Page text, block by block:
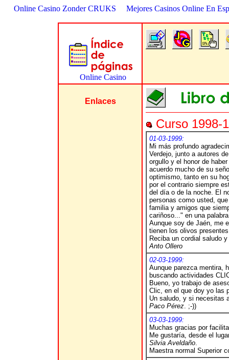
Online Casino Zonder CRUKS Mejores Casinos Online En
Enlaces
Curso 1998-
01-03-1999:
Mi más profundo
Verdejo, junto a autores
orgullo y el honor de
acuerdo mucho de su
optimismo, tanto en su
por el contrario siempre
del día o de la noche. El
personas como usted,
familia y amigos que
cariñoso..." en una
Aunque soy de Jaén, me
tienen los olivos
Reciba un cordial saludo
Anto Ollero
02-03-1999:
Aunque parezca mentira,
buscando actividades
Bueno, yo trabajo de
Clic, en el que doy yo las
Un saludo, y si necesitas
Paco Pérez. ;-))
03-03-1999:
Muchas gracias por
Me gustaría, desde el
Silvia Aveldaño.
Maestra normal Superior